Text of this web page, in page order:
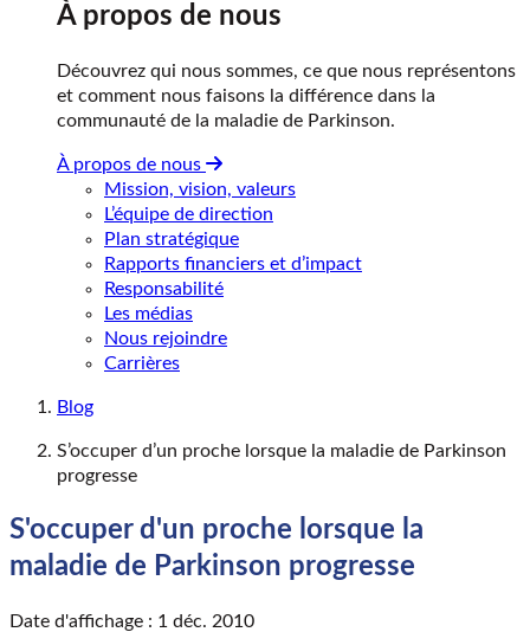
À propos de nous
Découvrez qui nous sommes, ce que nous représentons
et comment nous faisons la différence dans la
communauté de la maladie de Parkinson.
À propos de nous
Mission, vision, valeurs
L’équipe de direction
Plan stratégique
Rapports financiers et d’impact
Responsabilité
Les médias
Nous rejoindre
Carrières
Blog
S’occuper d’un proche lorsque la maladie de Parkinson
progresse
S'occuper d'un proche lorsque la
maladie de Parkinson progresse
Date d'affichage : 1 déc. 2010